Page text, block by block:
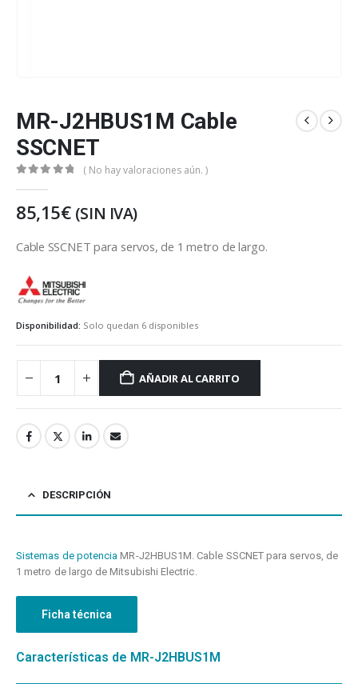
MR-J2HBUS1M Cable
SSCNET
( No hay valoraciones aún. )
85,15€ (SIN IVA)
Cable SSCNET para servos, de 1 metro de largo.
Disponibilidad: Solo quedan 6 disponibles
AÑADIR AL CARRITO
DESCRIPCIÓN
Sistemas de potencia MR-J2HBUS1M. Cable SSCNET para servos, de
1 metro de largo de Mitsubishi Electric.
Ficha técnica
Características de MR-J2HBUS1M